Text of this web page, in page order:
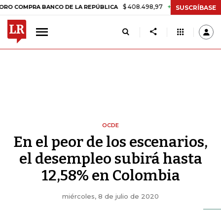
BANCO DE LA REPÚBLICA $ 408.498,97 +$ 8.753,81 +2,19%
SUSCRÍBASE
OCDE
En el peor de los escenarios,
el desempleo subirá hasta
12,58% en Colombia
miércoles, 8 de julio de 2020